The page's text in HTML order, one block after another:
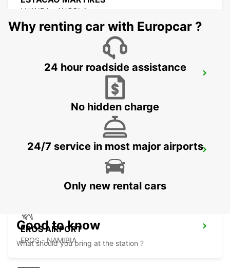
LUANDA - ANGOLA
WINDHOEK
EROS AIRPORT
EROS - NAMIBIA
Why renting car with Europcar ?
24 hour roadside assistance
No hidden charge
24/7 service in most major airports
Only new rental cars
Good to know
What should you bring at the station ?